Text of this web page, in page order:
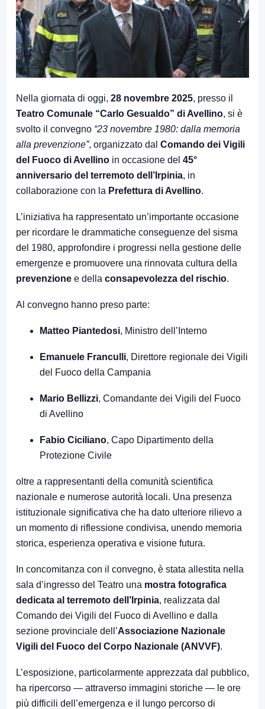
Nella giornata di oggi, 28 novembre 2025, presso il
Teatro Comunale “Carlo Gesualdo” di Avellino, si è
svolto il convegno “23 novembre 1980: dalla memoria
alla prevenzione”, organizzato dal Comando dei Vigili
del Fuoco di Avellino in occasione del 45°
anniversario del terremoto dell’Irpinia, in
collaborazione con la Prefettura di Avellino.
L’iniziativa ha rappresentato un’importante occasione
per ricordare le drammatiche conseguenze del sisma
del 1980, approfondire i progressi nella gestione delle
emergenze e promuovere una rinnovata cultura della
prevenzione e della consapevolezza del rischio.
Al convegno hanno preso parte:
Matteo Piantedosi, Ministro dell’Interno
Emanuele Franculli, Direttore regionale dei Vigili
del Fuoco della Campania
Mario Bellizzi, Comandante dei Vigili del Fuoco
di Avellino
Fabio Ciciliano, Capo Dipartimento della
Protezione Civile
oltre a rappresentanti della comunità scientifica
nazionale e numerose autorità locali. Una presenza
istituzionale significativa che ha dato ulteriore rilievo a
un momento di riflessione condivisa, unendo memoria
storica, esperienza operativa e visione futura.
In concomitanza con il convegno, è stata allestita nella
sala d’ingresso del Teatro una mostra fotografica
dedicata al terremoto dell’Irpinia, realizzata dal
Comando dei Vigili del Fuoco di Avellino e dalla
sezione provinciale dell’Associazione Nazionale
Vigili del Fuoco del Corpo Nazionale (ANVVF).
L’esposizione, particolarmente apprezzata dal pubblico,
ha ripercorso — attraverso immagini storiche — le ore
più difficili dell’emergenza e il lungo percorso di